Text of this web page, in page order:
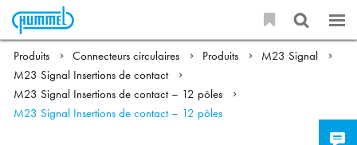
Produits Connecteurs circulaires Produits
M23 Signal
M23 Signal Insertions de contact
M23 Signal Insertions de contact – 12 pôles
M23 Signal Insertions de contact – 12 pôles